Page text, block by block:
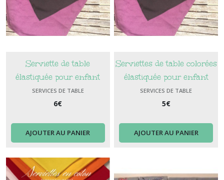
Serviette de table
élastiquée pour enfant
avec broderie du prénom
SERVICES DE TABLE
6€
AJOUTER AU PANIER
Serviettes de table colorées
élastiquée pour enfant
SERVICES DE TABLE
5€
AJOUTER AU PANIER